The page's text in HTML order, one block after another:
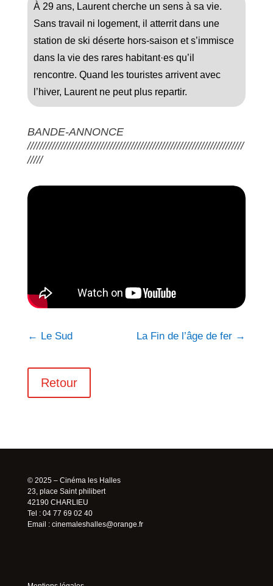
À 29 ans, Laurent cherche un sens à sa vie.
Sans travail ni logement, il atterrit dans une
station de ski déserte hors-saison et s’immisce
dans la vie des rares habitant·es qu’il
rencontre. Quand les touristes arrivent avec
l’hiver, Laurent ne peut plus repartir.
BANDE-ANNONCE
///////////////////////////////////////////////////////////////////////
/////
← Le Sud La Fin de l’âge de fer →
Retour
© 2025 – Cinéma les Halles
23, place Saint philibert
42190 CHARLIEU
Tel : 04 77 69 02 40
Email : cinemaleshalles@orange.fr